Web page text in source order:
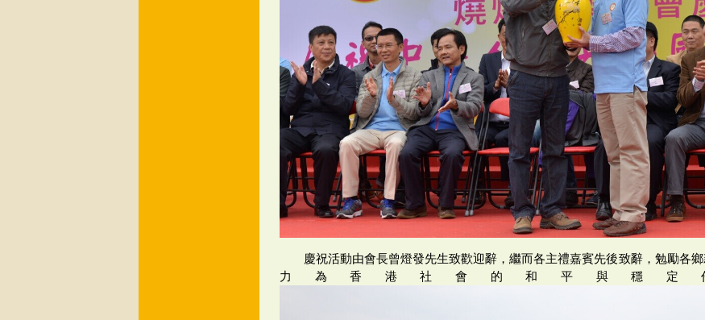
慶祝活動由會長曾燈發先生致歡迎辭，繼而各主禮嘉賓先後致辭，勉勵各
力為香港社會的和平與穩定